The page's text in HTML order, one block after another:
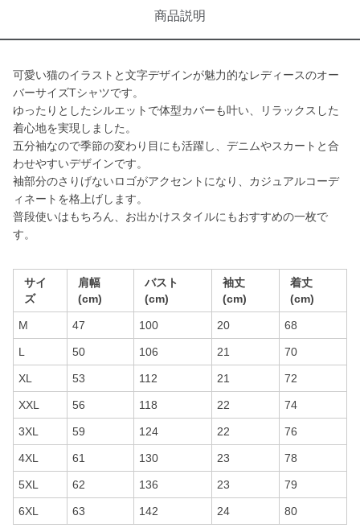
商品説明
可愛い猫のイラストと文字デザインが魅力的なレディースのオー
バーサイズTシャツです。
ゆったりとしたシルエットで体型カバーも叶い、リラックスした
着心地を実現しました。
五分袖なので季節の変わり目にも活躍し、デニムやスカートと合
わせやすいデザインです。
袖部分のさりげないロゴがアクセントになり、カジュアルコーデ
ィネートを格上げします。
普段使いはもちろん、お出かけスタイルにもおすすめの一枚で
す。
サイ
ズ
肩幅
(cm)
バスト
(cm)
袖丈
(cm)
着丈
(cm)
M 47 100 20 68
L 50 106 21 70
XL 53 112 21 72
XXL 56 118 22 74
3XL 59 124 22 76
4XL 61 130 23 78
5XL 62 136 23 79
6XL 63 142 24 80